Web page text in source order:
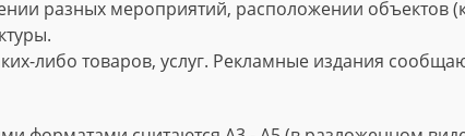
разных мероприятий, расположении объектов
либо товаров, услуг. Рекламные издания